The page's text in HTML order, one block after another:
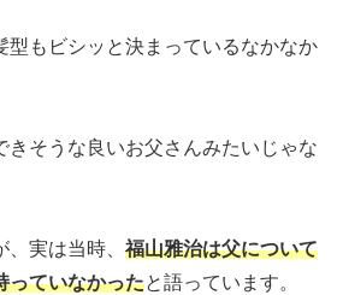
型もビシッと決まっているなかなか
きそうな良いお父さんみたいじゃな
実は当時、 福山雅治は父について
っていなかったと語っています。